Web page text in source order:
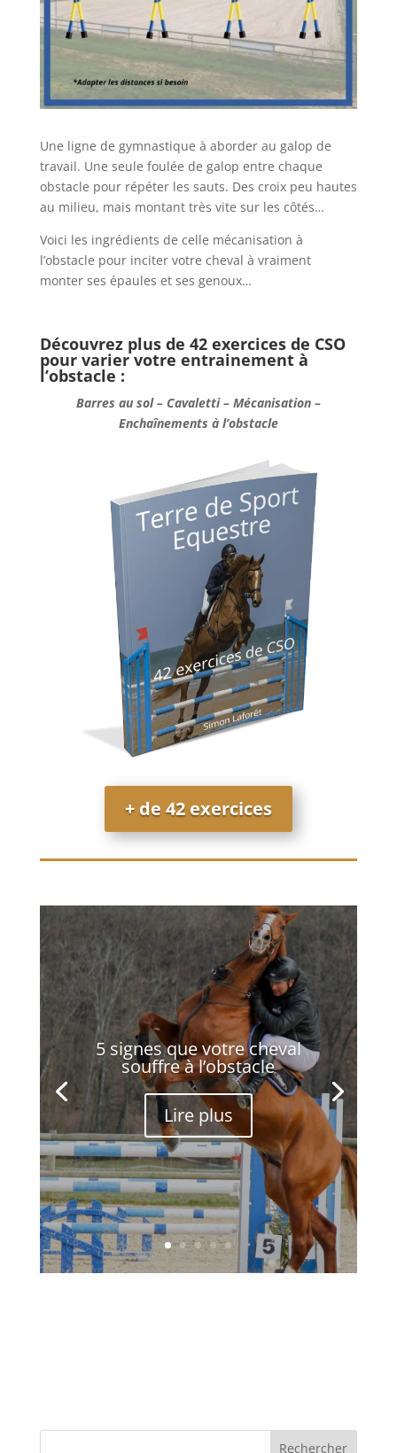
Une ligne de gymnastique à aborder au galop de
travail. Une seule foulée de galop entre chaque
obstacle pour répéter les sauts. Des croix peu hautes
au milieu, mais montant très vite sur les côtés…
Voici les ingrédients de celle mécanisation à
l’obstacle pour inciter votre cheval à vraiment
monter ses épaules et ses genoux…
Découvrez plus de 42 exercices de CSO
pour varier votre entrainement à
l’obstacle :
Barres au sol – Cavaletti – Mécanisation –
Enchaînements à l’obstacle
+ de 42 exercices
5 signes que votre cheval
souffre à l’obstacle
Lire plus